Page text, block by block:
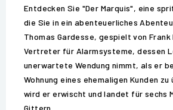
Entdecken Sie "Der Marquis", eine
die Sie in ein abenteuerliches
Thomas Gardesse, gespielt von Frank
Vertreter für Alarmsysteme, dessen
unerwartete Wendung nimmt, als er
Wohnung eines ehemaligen Kunden
wird er erwischt und landet für sechs